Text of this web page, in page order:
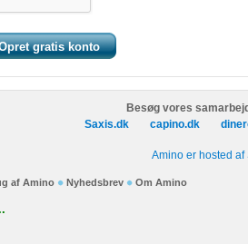
Besøg vores
Saxis.dk
capino.dk
Amino er hosted af
af Amino Nyhedsbrev Om Amino